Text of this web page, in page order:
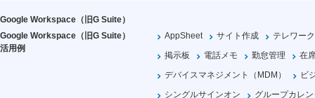
Google Workspace（旧G Suite）
Google Workspace（旧G Suite）
活用例
AppSheet サイト作成
テレワーク
掲示板
電話メモ 勤怠管理
在
デバイスマネジメント（MDM）
ビ
シングルサインオン
グループカレ